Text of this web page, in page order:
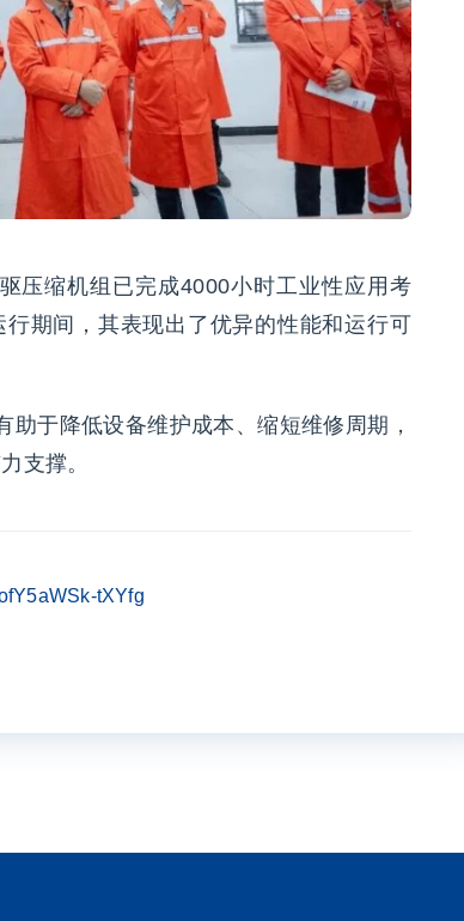
压缩机组已完成4000小时工业性应用考
期间，其表现出了优异的性能和运行可
于降低设备维护成本、缩短维修周期，
支撑。
tXYfg